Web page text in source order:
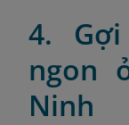
4.
ngon
Ninh